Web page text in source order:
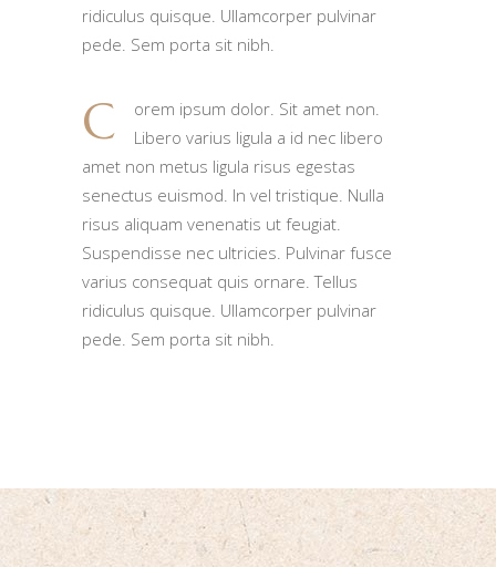
ridiculus quisque. Ullamcorper pulvinar
pede. Sem porta sit nibh.
C
orem ipsum dolor. Sit amet non.
Libero varius ligula a id nec libero
amet non metus ligula risus egestas
senectus euismod. In vel tristique. Nulla
risus aliquam venenatis ut feugiat.
Suspendisse nec ultricies. Pulvinar fusce
varius consequat quis ornare. Tellus
ridiculus quisque. Ullamcorper pulvinar
pede. Sem porta sit nibh.